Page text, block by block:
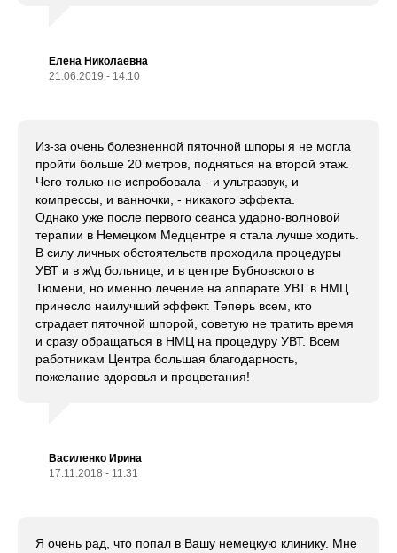
Елена Николаевна
21.06.2019 - 14:10
Из-за очень болезненной пяточной шпоры я не могла
пройти больше 20 метров, подняться на второй этаж.
Чего только не испробовала - и ультразвук, и
компрессы, и ванночки, - никакого эффекта.
Однако уже после первого сеанса ударно-волновой
терапии в Немецком Медцентре я стала лучше ходить.
В силу личных обстоятельств проходила процедуры
УВТ и в ж\д больнице, и в центре Бубновского в
Тюмени, но именно лечение на аппарате УВТ в НМЦ
принесло наилучший эффект. Теперь всем, кто
страдает пяточной шпорой, советую не тратить время
и сразу обращаться в НМЦ на процедуру УВТ. Всем
работникам Центра большая благодарность,
пожелание здоровья и процветания!
Василенко Ирина
17.11.2018 - 11:31
Я очень рад, что попал в Вашу немецкую клинику. Мне